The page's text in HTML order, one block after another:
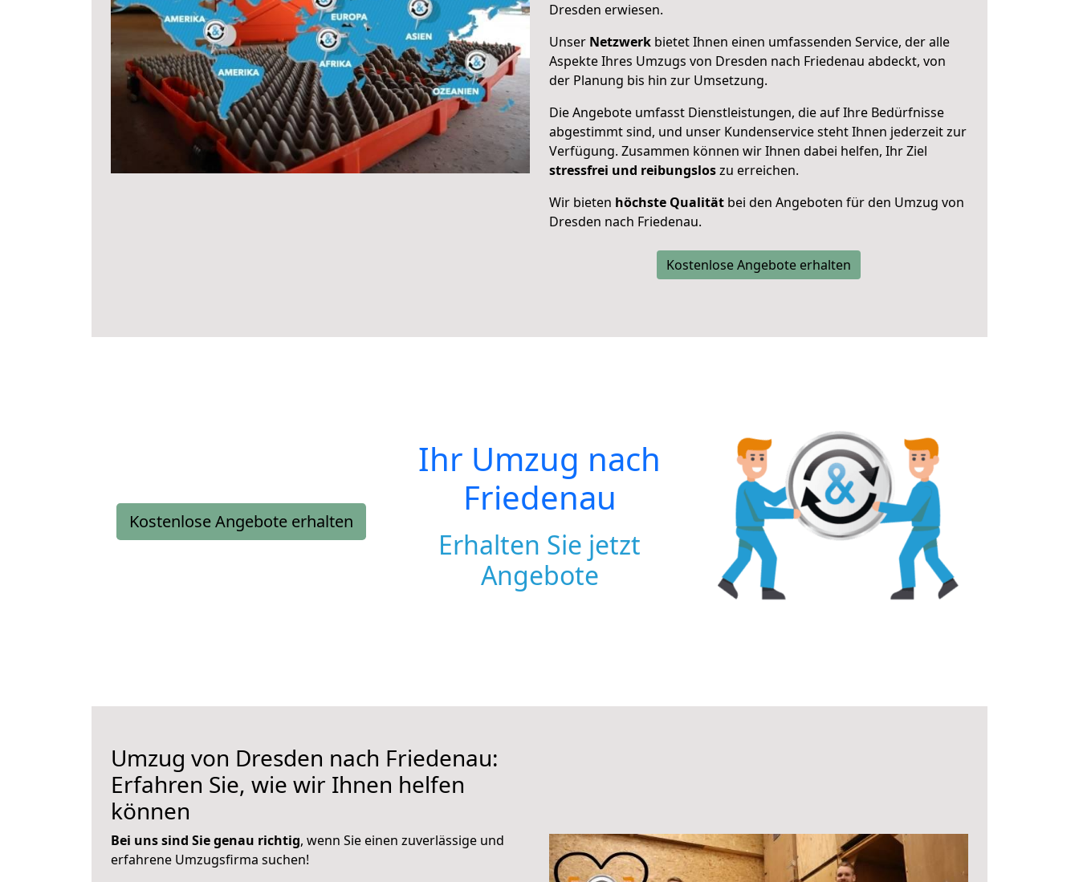
Dresden erwiesen.
Unser Netzwerk bietet Ihnen einen umfassenden Service, der alle
Aspekte Ihres Umzugs von Dresden nach Friedenau abdeckt, von
der Planung bis hin zur Umsetzung.
Die Angebote umfasst Dienstleistungen, die auf Ihre Bedürfnisse
abgestimmt sind, und unser Kundenservice steht Ihnen jederzeit zur
Verfügung. Zusammen können wir Ihnen dabei helfen, Ihr Ziel
stressfrei und reibungsloszu erreichen.
Wir bieten höchste Qualität bei den Angeboten für den Umzug von
Dresden nach Friedenau.
Kostenlose Angebote erhalten
Kostenlose Angebote erhalten
Ihr Umzug nach
Friedenau
Erhalten Sie jetzt
Angebote
Umzug von Dresden nach Friedenau:
Erfahren Sie, wie wir Ihnen helfen
können
Bei uns sind Sie genau richtig, wenn Sie einen zuverlässige und
erfahrene Umzugsfirma suchen!